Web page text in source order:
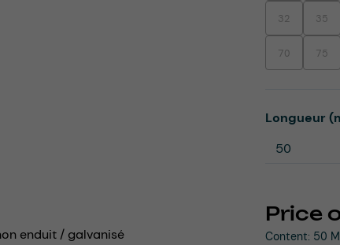
Price
Content: 50
32(This option is
35
70(This option
75
Select
Longueur
enduit / galvanisé